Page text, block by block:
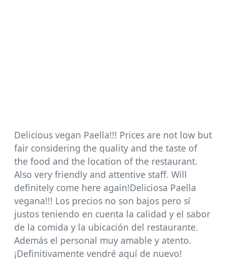
Delicious vegan Paella!!! Prices are not low but
fair considering the quality and the taste of
the food and the location of the restaurant.
Also very friendly and attentive staff. Will
definitely come here again!Deliciosa Paella
vegana!!! Los precios no son bajos pero sí
justos teniendo en cuenta la calidad y el sabor
de la comida y la ubicación del restaurante.
Además el personal muy amable y atento.
¡Definitivamente vendré aquí de nuevo!